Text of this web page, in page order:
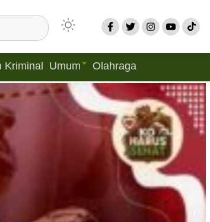
Kriminal Umum Olahraga